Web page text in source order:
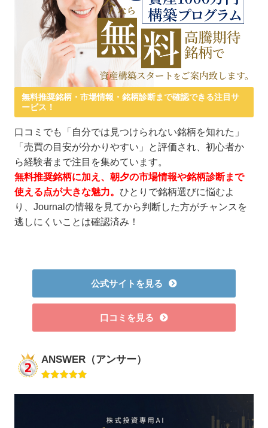
無料推奨銘柄・市場情報・銘柄診断まで確認できる注目サ
ービス！
口コミでも「自分では見つけられない銘柄を知れた」
「売買の目安が分かりやすい」と評価され、初心者か
ら経験者まで注目を集めています。
無料推奨銘柄に加え、朝夕の市場情報や銘柄診断まで
使える点が大きな魅力。 ひとりで銘柄選びに悩むよ
り、Journalの情報を見てから判断した方がチャンスを
逃しにくいことは確認済み！
公式サイトを見る
口コミを見る
ANSWER（アンサー）